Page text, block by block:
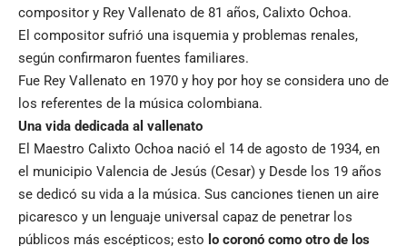
compositor y Rey Vallenato de 81 años, Calixto Ochoa.
El compositor sufrió una isquemia y problemas renales,
según confirmaron fuentes familiares.
Fue Rey Vallenato en 1970 y hoy por hoy se considera uno de
los referentes de la música colombiana.
Una vida dedicada al vallenato
El Maestro Calixto Ochoa nació el 14 de agosto de 1934, en
el municipio Valencia de Jesús (Cesar) y Desde los 19 años
se dedicó su vida a la música. Sus canciones tienen un aire
picaresco y un lenguaje universal capaz de penetrar los
públicos más escépticos; esto lo coronó como otro de los